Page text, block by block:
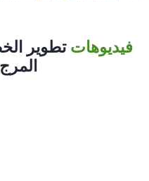
فيديوهات تطوير